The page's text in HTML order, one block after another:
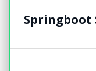
Springboot